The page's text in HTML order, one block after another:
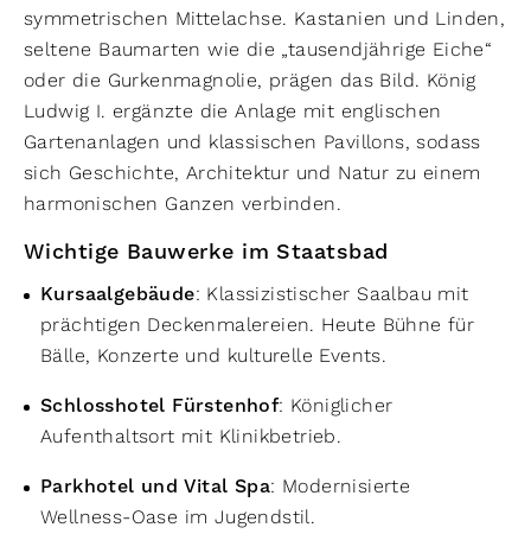
symmetrischen Mittelachse. Kastanien und Linden,
seltene Baumarten wie die „tausendjährige Eiche“
oder die Gurkenmagnolie, prägen das Bild. König
Ludwig I. ergänzte die Anlage mit englischen
Gartenanlagen und klassischen Pavillons, sodass
sich Geschichte, Architektur und Natur zu einem
harmonischen Ganzen verbinden.
Wichtige Bauwerke im Staatsbad
Kursaalgebäude: Klassizistischer Saalbau mit
prächtigen Deckenmalereien. Heute Bühne für
Bälle, Konzerte und kulturelle Events.
Schlosshotel Fürstenhof: Königlicher
Aufenthaltsort mit Klinikbetrieb.
Parkhotel und Vital Spa: Modernisierte
Wellness-Oase im Jugendstil.